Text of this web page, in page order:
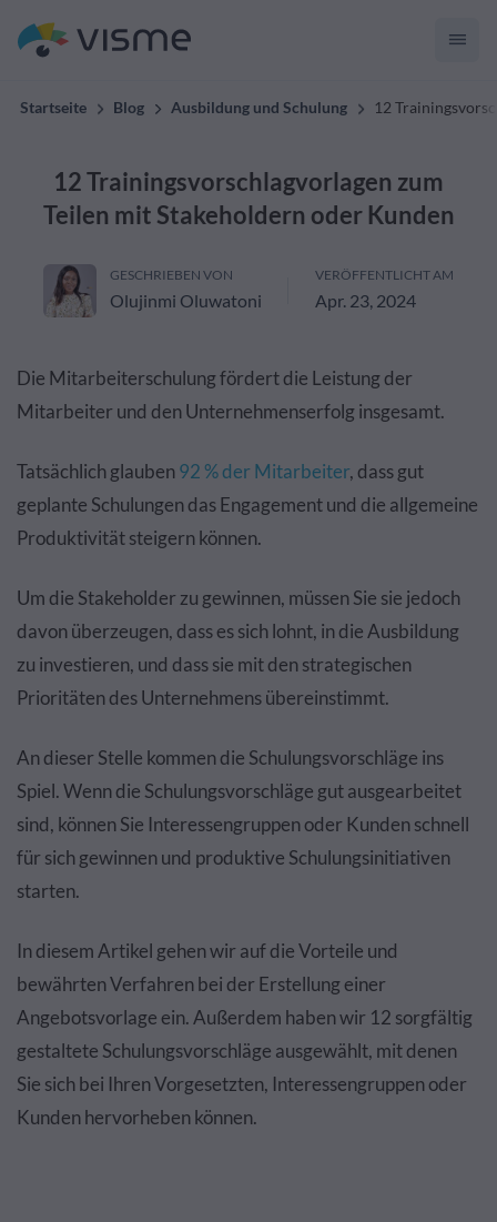
Startseite Blog Ausbildung und Schulung 12
12 Trainingsvorschlagvorlagen zum
Teilen mit Stakeholdern oder Kunden
GESCHRIEBEN VON
Olujinmi Oluwatoni
VERÖFFENTLICHT AM
Apr. 23, 2024
Die Mitarbeiterschulung fördert die Leistung der
Mitarbeiter und den Unternehmenserfolg insgesamt.
Tatsächlich glauben92 % der Mitarbeiter, dass gut
geplante Schulungen das Engagement und die allgemeine
Produktivität steigern können.
Um die Stakeholder zu gewinnen, müssen Sie sie jedoch
davon überzeugen, dass es sich lohnt, in die Ausbildung
zu investieren, und dass sie mit den strategischen
Prioritäten des Unternehmens übereinstimmt.
An dieser Stelle kommen die Schulungsvorschläge ins
Spiel. Wenn die Schulungsvorschläge gut ausgearbeitet
sind, können Sie Interessengruppen oder Kunden schnell
für sich gewinnen und produktive Schulungsinitiativen
starten.
In diesem Artikel gehen wir auf die Vorteile und
bewährten Verfahren bei der Erstellung einer
Angebotsvorlage ein. Außerdem haben wir 12 sorgfältig
gestaltete Schulungsvorschläge ausgewählt, mit denen
Sie sich bei Ihren Vorgesetzten, Interessengruppen oder
Kunden hervorheben können.